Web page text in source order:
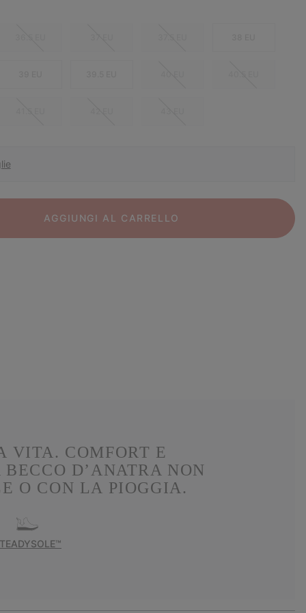
AGGIUNGI AL CARRELLO
VITA. COMFORT E
D’ANATRA NON
O CON LA PIOGGIA.